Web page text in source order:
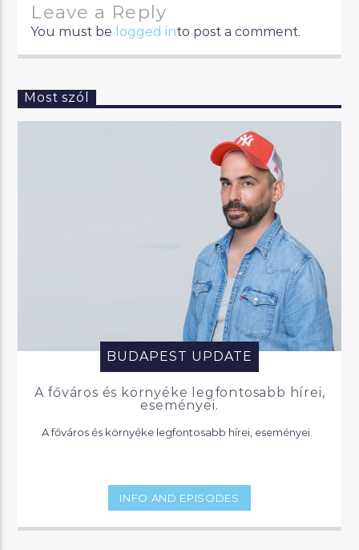
Leave a Reply
You must be logged into post a comment.
Most szól
BUDAPEST UPDATE
A főváros és környéke legfontosabb hírei,
eseményei.
INFO AND EPISODES